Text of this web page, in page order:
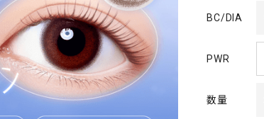
BC/DIA
PWR
数量